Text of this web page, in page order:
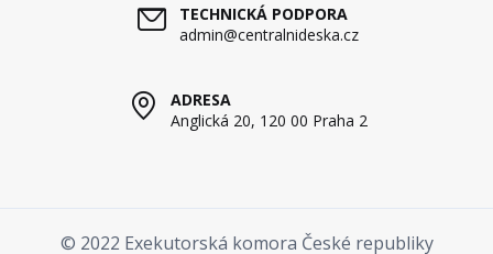
TECHNICKÁ PODPORA
admin@centralnideska.cz
ADRESA
Anglická 20, 120 00 Praha 2
© 2022 Exekutorská komora České republiky